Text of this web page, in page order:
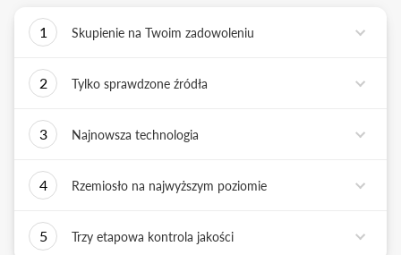
1
Skupienie na Twoim zadowoleniu
zadanie - dostarczyć Ci biżuterię i doświadczenie,
2
Tylko sprawdzone źródła
sprawdzonych źródłach pochodzenia i
potwierdzone jest wieloletnią obecnością na rynku.
3
Najnowsza technologia
złotniczego z możliwościami najnowszych
nowatorskich rozwiązań.
4
Rzemiosło na najwyższym poziomie
doskonały. Każdy z naszych złotników, tworzy
5
Trzy etapowa kontrola jakości